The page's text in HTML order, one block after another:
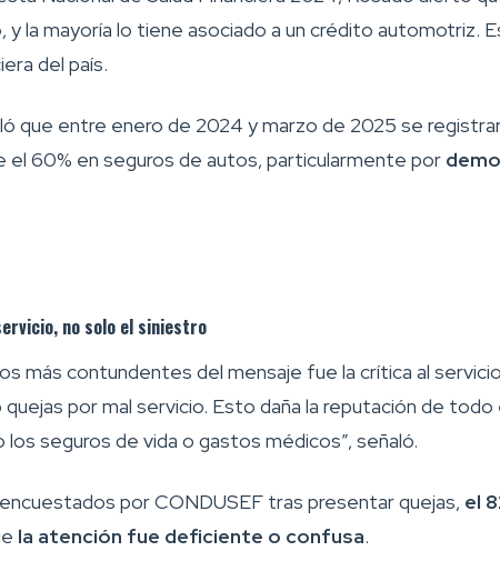
, y la mayoría lo tiene asociado a un crédito automotriz.
del país.
que entre enero de 2024 y marzo de 2025 se
el 60% en seguros de autos, particularmente por
no solo el siniestro
más contundentes del mensaje fue la crítica al
quejas por mal servicio. Esto daña la reputación de
los seguros de vida o gastos médicos”, señaló.
por CONDUSEF tras presentar quejas, el
la atención fue deficiente o confusa.